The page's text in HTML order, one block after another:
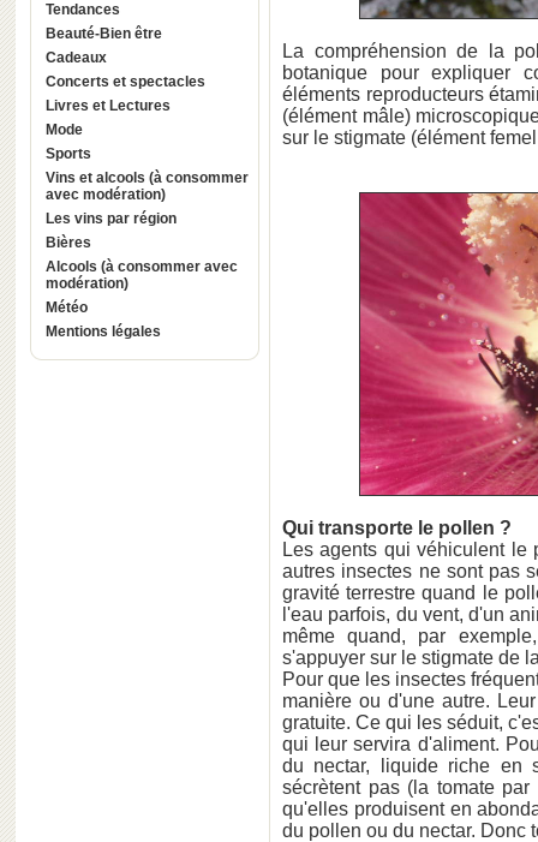
Tendances
Beauté-Bien être
Cadeaux
Concerts et spectacles
Livres et Lectures
Mode
Sports
Vins et alcools (à consommer
avec modération)
Les vins par région
Bières
Alcools (à consommer avec
modération)
Météo
Mentions légales
La compréhension de la
botanique pour expliquer
éléments reproducteurs
(élément mâle)
sur le stigmate (élément
Qui transporte le pollen ?
Les agents qui véhiculent
autres insectes ne sont pas
gravité terrestre quand le
l'eau parfois, du vent, d'un
même quand, par
s'appuyer sur le stigmate de
Pour que les insectes
manière ou d'une autre.
gratuite. Ce qui les séduit,
qui leur servira d'aliment.
du nectar, liquide riche en
sécrètent pas (la tomate
qu'elles produisent en
du pollen ou du nectar. Donc